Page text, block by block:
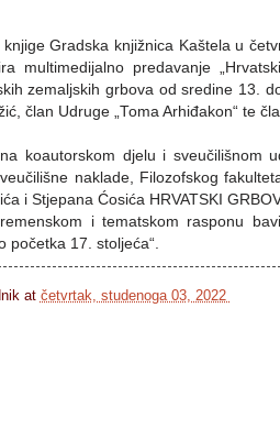
Gradska knjižnica Kaštela u
multimedijalno predavanje
zemaljskih grbova od sredine 13.
član Udruge „Toma Arhiđakon“ te
koautorskom djelu i sveučilišnom
naklade, Filozofskog
i Stjepana Ćosića HRVATSKI
i tematskom rasponu
početka 17. stoljeća“.
at četvrtak, studenoga 03, 2022